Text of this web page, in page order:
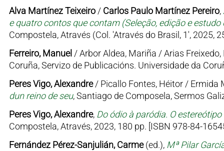
Alva Martínez Teixeiro/ Carlos Paulo Martínez Pereiro,
e quatro contos que contam (Seleção, edição e
Compostela, Através (Col. 'Através do Brasil, 1', 2025,
Ferreiro, Manuel / Arbor Aldea, Mariña / Arias
Coruña, Servizo de Publicacións. Universidade da
Peres Vigo, Alexandre/ Picallo Fontes, Héitor / Ermida
dun reino de seu, Santiago de Composela, Sermos
Peres Vigo, Alexandre, Do ódio à paródia. O
Compostela, Através, 2023, 180 pp. [ISBN 978-84-
Fernández Pérez-Sanjulián, Carme(ed.), Mª Pilar